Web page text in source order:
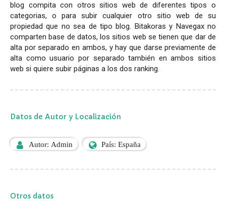
blog compita con otros sitios web de diferentes tipos o
categorias, o para subir cualquier otro sitio web de su
propiedad que no sea de tipo blog. Bitakoras y Navegax no
comparten base de datos, los sitios web se tienen que dar de
alta por separado en ambos, y hay que darse previamente de
alta como usuario por separado también en ambos sitios
web si quiere subir páginas a los dos ranking.
Datos de Autor y Localización
Autor: Admin País: España
Otros datos